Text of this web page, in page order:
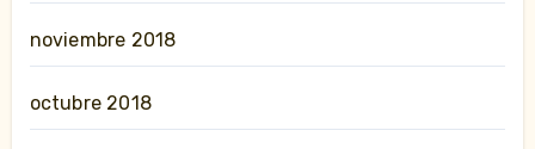
noviembre 2018
octubre 2018